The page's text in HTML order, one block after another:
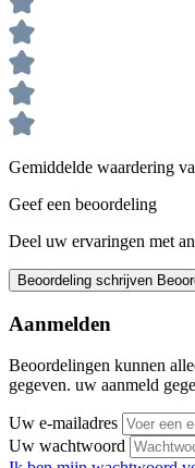
Gemiddelde waardering
Geef een beoordeling
Deel uw ervaringen met
Beoordeling schrijven
Aanmelden
Beoordelingen kunnen
gegeven. uw aanmeld
Uw e-mailadres
Uw wachtwoord